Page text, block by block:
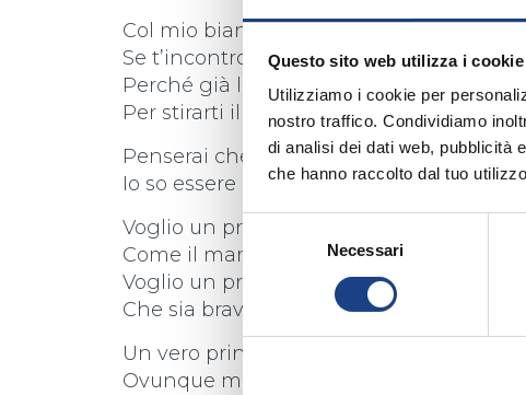
Questo sito web utilizza i cookie
Utilizziamo i cookie per
nostro traffico. Condividiamo
di analisi dei dati web, pubblicità
che hanno raccolto dal tuo
Selezione
del
consenso
Necessari
Col mio bianco cavallo vado sola nel
Se t’incontro sei rospo, rospo ti lascerò!
Perché già l’ho capito che mi vuoi nel
Per stirarti il mantello e spolverare il
Penserai che son stramba, ma ti sbagli
Io so essere in gamba, anche un po’ più
Voglio un principe azzurro, che sia
Come il mare ed il cielo quando il sole è
Voglio un principe azzurro, che sia
Che sia bravo e sincero, mica un principe
Un vero principe sa trattarmi da
Ovunque mi cercherà